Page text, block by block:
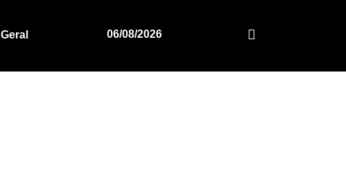
Geral 06/08/2026